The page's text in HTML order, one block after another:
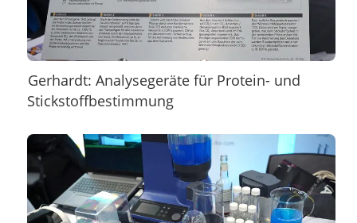
Gerhardt: Analysegeräte für Protein- und
Stickstoffbestimmung